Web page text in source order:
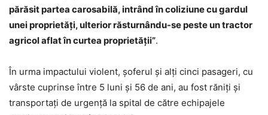
părăsit partea carosabilă, intrând în coliziune cu gardul
unei proprietăți, ulterior răsturnându-se peste un tractor
agricol aflat în curtea proprietății”.
În urma impactului violent, șoferul și alți cinci pasageri, cu
vârste cuprinse între 5 luni și 56 de ani, au fost răniți și
transportați de urgență la spital de către echipajele